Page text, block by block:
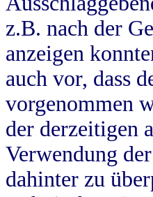
z.B. nach der
anzeigen
auch vor, dass
vorgenommen
der derzeitigen
Verwendung
dahinter zu